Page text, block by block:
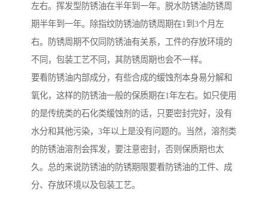
左右。挥发型防锈油在半年到一年。脱水防锈油防锈周
期半年到一年。除指纹防锈油防锈周期在1到3个月左
右。防锈周期不仅同防锈油有关系，工件的存放环境的
不同，包装工艺不同，其防锈周期也会不一样。
要看防锈油内部成分，有些合成的缓蚀剂本身易分解和
氧化，这样的防锈油一般的保质期在1年左右。如只使用
的是传统类的石化类缓蚀剂的话，只要密封完好，没有
水分和其他污染，3年以上是没有问题的。当然，溶剂类
的防锈油溶剂会挥发，要注意密封，否则保质期也太
久。总的来说防锈油的防锈期限要看防锈油的工件、成
分、存放环境以及包装工艺。